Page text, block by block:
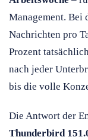
Management. Bei
Nachrichten pro
Prozent
nach jeder
bis die volle
Die Antwort der
Thunderbird